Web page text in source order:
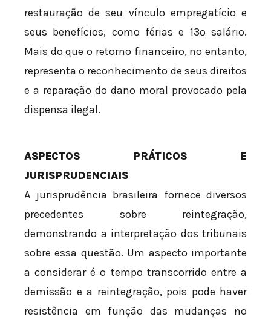
restauração de seu vínculo empregatício e
seus benefícios, como férias e 13º salário.
Mais do que o retorno financeiro, no entanto,
representa o reconhecimento de seus direitos
e a reparação do dano moral provocado pela
dispensa ilegal.
ASPECTOS PRÁTICOS E
JURISPRUDENCIAIS
A jurisprudência brasileira fornece diversos
precedentes sobre reintegração,
demonstrando a interpretação dos tribunais
sobre essa questão. Um aspecto importante
a considerar é o tempo transcorrido entre a
demissão e a reintegração, pois pode haver
resistência em função das mudanças no